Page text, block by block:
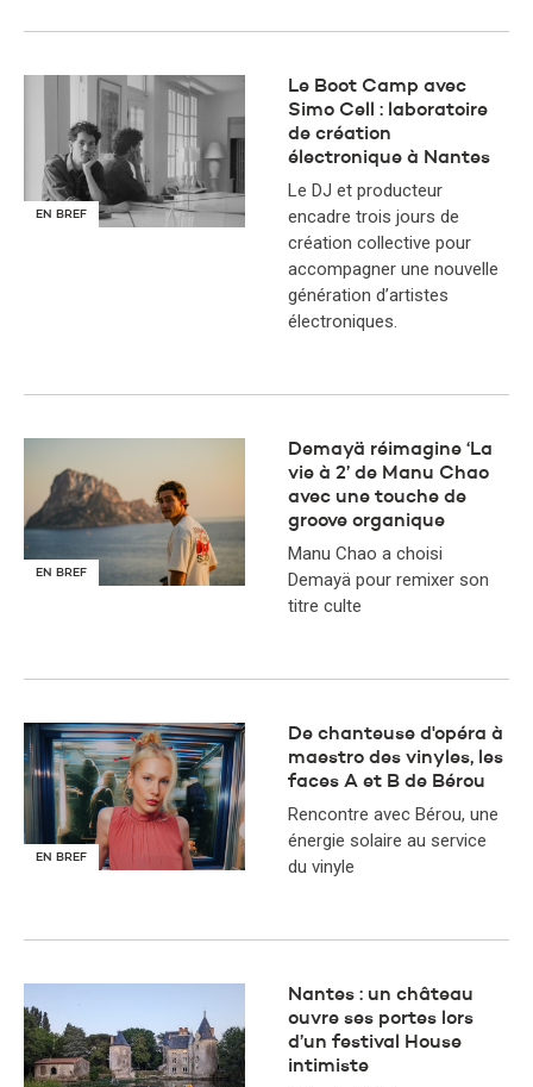
EN BREF
Le Boot Camp avec
Simo Cell : laboratoire
de création
électronique à Nantes
Le DJ et producteur
encadre trois jours de
création collective pour
accompagner une nouvelle
génération d’artistes
électroniques.
EN BREF
Demayä réimagine ‘La
vie à 2’ de Manu Chao
avec une touche de
groove organique
Manu Chao a choisi
Demayä pour remixer son
titre culte
EN BREF
De chanteuse d'opéra à
maestro des vinyles, les
faces A et B de Bérou
Rencontre avec Bérou, une
énergie solaire au service
du vinyle
Nantes : un château
ouvre ses portes lors
d’un festival House
intimiste